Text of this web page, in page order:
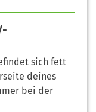
sich fett
deines
bei der